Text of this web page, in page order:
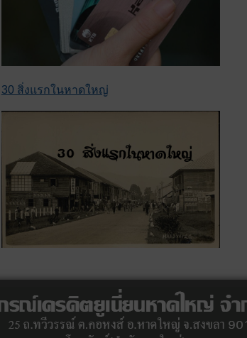
30 สิ่งแรกในหาดใหญ่